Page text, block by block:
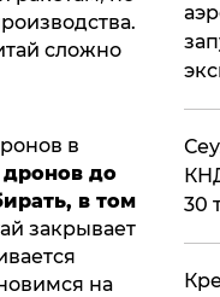
сложно
в
до
в том
закрывает
на
30